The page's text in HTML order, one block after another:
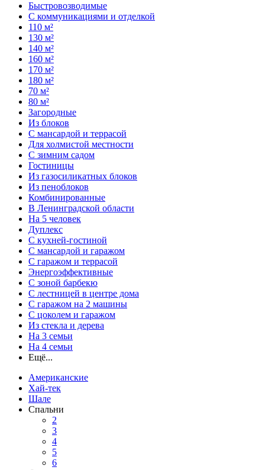
Быстровозводимые
С коммуникациями и отделкой
110 м²
130 м²
140 м²
160 м²
170 м²
180 м²
70 м²
80 м²
Загородные
Из блоков
С мансардой и террасой
Для холмистой местности
С зимним садом
Гостиницы
Из газосиликатных блоков
Из пеноблоков
Комбинированные
В Ленинградской области
На 5 человек
Дуплекс
С кухней-гостиной
С мансардой и гаражом
С гаражом и террасой
Энергоэффективные
С зоной барбекю
С лестницей в центре дома
С гаражом на 2 машины
С цоколем и гаражом
Из стекла и дерева
На 3 семьи
На 4 семьи
Ещё...
Американские
Хай-тек
Шале
Спальни
2
3
4
5
6